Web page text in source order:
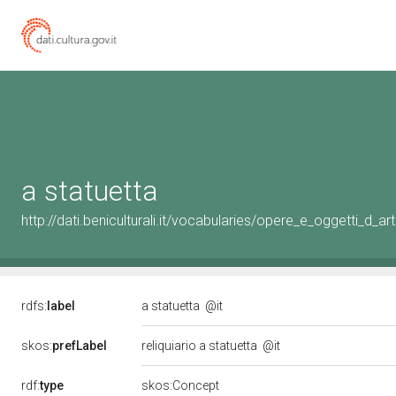
a statuetta
http://dati.beniculturali.it/vocabularies/
rdfs: label a statuetta @it
skos:prefLabel reliquiario a statuetta @it
rdf:type skos:Concept